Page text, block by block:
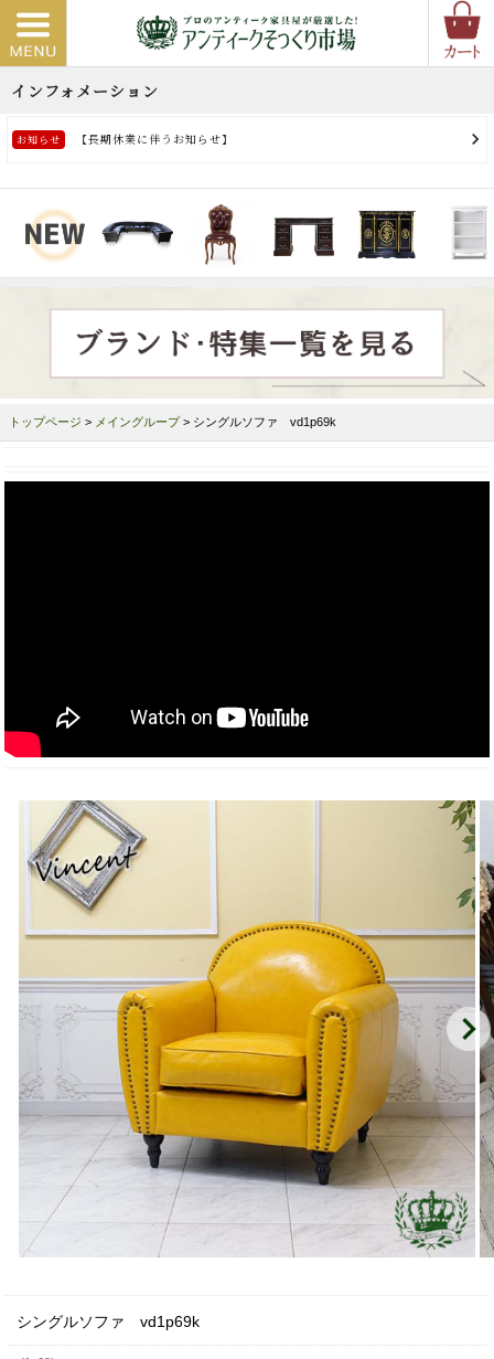
トップページ > メイングループ > シングルソファ vd1p69k
シングルソファ vd1p69k